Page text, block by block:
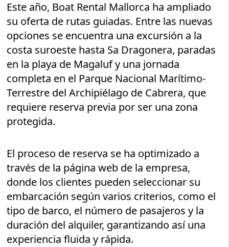
Este año, Boat Rental Mallorca ha ampliado
su oferta de rutas guiadas. Entre las nuevas
opciones se encuentra una excursión a la
costa suroeste hasta Sa Dragonera, paradas
en la playa de Magaluf y una jornada
completa en el Parque Nacional Marítimo-
Terrestre del Archipiélago de Cabrera, que
requiere reserva previa por ser una zona
protegida.
El proceso de reserva se ha optimizado a
través de la página web de la empresa,
donde los clientes pueden seleccionar su
embarcación según varios criterios, como el
tipo de barco, el número de pasajeros y la
duración del alquiler, garantizando así una
experiencia fluida y rápida.